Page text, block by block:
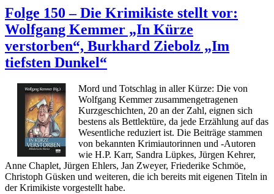
–
Krimikiste
stellt
Kiesbye
„Nebenan
ein
Mädchen“
Folge 150 – Die Krimikiste stellt vor:
Wolfgang Kemmer „In Kürze
verstorben“, Burkhard Ziebolz „Im
tiefsten Dunkel“
Mord und Totschlag in aller Kürze: Die von
Wolfgang Kemmer zusammengetragenen
Kurzgeschichten, 20 an der Zahl, eignen sich
bestens als Bettlektüre, da jede Erzählung auf das
Wesentliche reduziert ist. Die Beiträge stammen
von bekannten Krimiautorinnen und -Autoren
wie H.P. Karr, Sandra Lüpkes, Jürgen Kehrer,
Anne Chaplet, Jürgen Ehlers, Jan Zweyer, Friederike Schmöe,
Christoph Güsken und weiteren, die ich bereits mit eigenen Titeln in
der Krimikiste vorgestellt habe.